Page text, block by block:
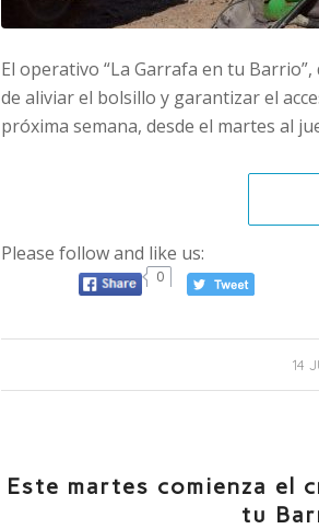
El operativo “La Garrafa en tu
de aliviar el bolsillo y garantizar el
próxima semana, desde el martes al
Please follow and like us:
0
14
Este martes comienza el
tu